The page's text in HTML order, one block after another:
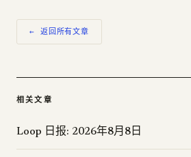
← 返回所有文章
相关文章
Loop 日报: 2026年8月8日